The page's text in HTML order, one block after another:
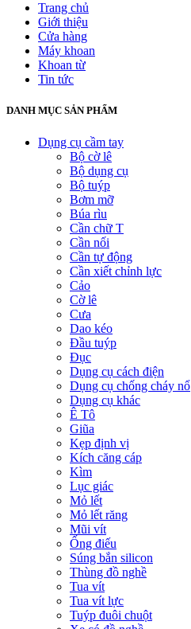
Trang chủ
Giới thiệu
Cửa hàng
Máy khoan
Khoan từ
Tin tức
DANH MỤC SẢN PHẨM
Dụng cụ cầm tay
Bộ cờ lê
Bộ dụng cụ
Bộ tuýp
Bơm mỡ
Búa rìu
Cần chữ T
Cần nối
Cần tự động
Cần xiết chỉnh lực
Cảo
Cờ lê
Cưa
Dao kéo
Đầu tuýp
Đục
Dụng cụ cách điện
Dụng cụ chống cháy nổ
Dụng cụ khác
Ê Tô
Giũa
Kẹp định vị
Kích căng cáp
Kìm
Lục giác
Mỏ lết
Mỏ lết răng
Mũi vít
Ống điếu
Súng bắn silicon
Thùng đồ nghề
Tua vít
Tua vít lực
Tuýp đuôi chuột